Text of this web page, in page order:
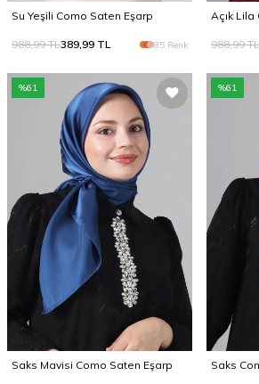
Su Yeşili Como Saten Eşarp
988,99TL389,99 TL 85 Renk
Açık
988,99TL
%61
Saks Mavisi Como Saten Eşarp
%61
Saks